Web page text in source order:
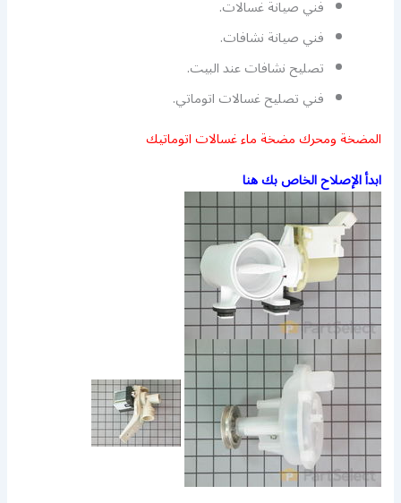
فني صيانة غسالات.
فني صيانة نشافات.
تصليح نشافات عند البيت.
فني تصليح غسالات اتوماتي.
المضخة ومحرك مضخة ماء غسالات اتوماتيك
ابدأ الإصلاح الخاص بك هنا